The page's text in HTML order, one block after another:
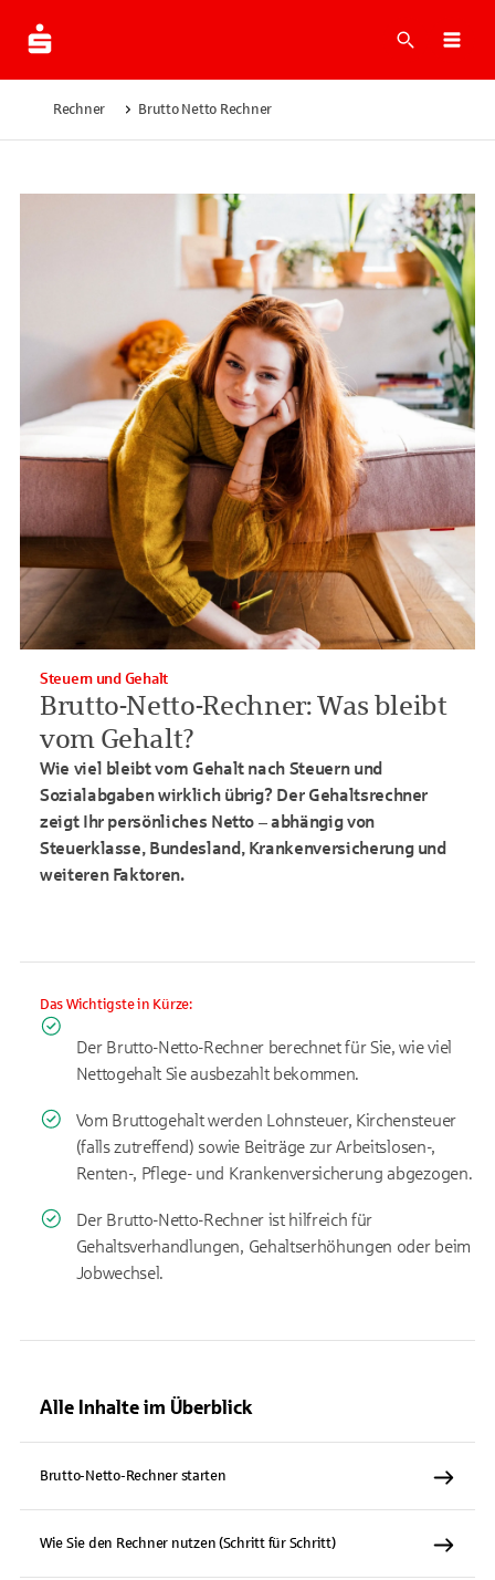
Suche
Rechner Brutto Netto Rechner
Brutto-Netto-Rechner: Was bleibt
vom Gehalt?
Steuern und Gehalt
Wie viel bleibt vom Gehalt nach Steuern und
Sozialabgaben wirklich übrig? Der Gehaltsrechner
zeigt Ihr persönliches Netto – abhängig von
Steuerklasse, Bundesland, Krankenversicherung und
weiteren Faktoren.
Das Wichtigste in Kürze:
Der Brutto-Netto-Rechner berechnet für Sie, wie viel
Nettogehalt Sie ausbezahlt bekommen.
Vom Bruttogehalt werden Lohnsteuer, Kirchensteuer
(falls zutreffend) sowie Beiträge zur Arbeitslosen-,
Renten-, Pflege- und Krankenversicherung abgezogen.
Der Brutto-Netto-Rechner ist hilfreich für
Gehaltsverhandlungen, Gehaltserhöhungen oder beim
Jobwechsel.
Alle Inhalte im Überblick
Brutto-Netto-Rechner starten
Wie Sie den Rechner nutzen (Schritt für Schritt)